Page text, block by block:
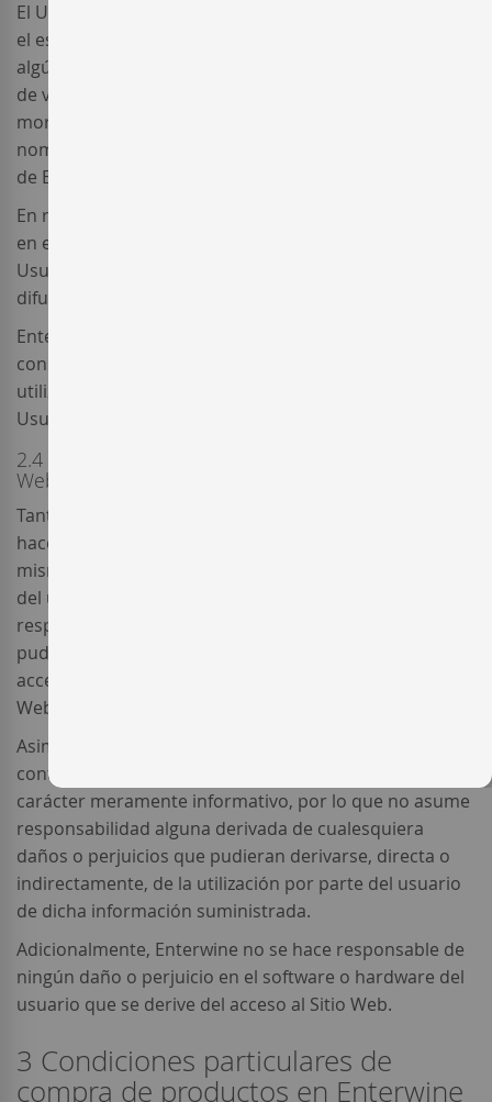
El Usuario se compromete y obliga a no cumplimentar
el espacio de texto destinado a participar en el foro de
algún modo que su contenido pueda ser constitutivo
de violación de cualesquiera normas o atentatorio a la
moral, las buenas costumbres o a la imagen y buen
nombre comercial de los diferentes vinos y bodegas o
de Enterwine.
En relación con la información y opiniones publicadas
en este servicio de las que sea autor o responsable, el
Usuario presta su consentimiento expreso para su
difusión en el Sitio Web.
Enterwine no se hace responsable de las posibles
consecuencias que pudieran producirse por la
utilización indebida o de la negligencia por parte de los
Usuarios que aporten sus opiniones.
2.4 Uso de la información contenida en el Sitio
Web
Tanto el acceso al Sitio Web como el uso que pueda
hacerse de cualquier información contenida en el
mismo, se realizan bajo la responsabilidad exclusiva
del usuario. En consecuencia, Enterwine no se
responsabiliza de cualesquiera daños o perjuicios que
pudieran derivarse, directa o indirectamente, del
acceso o uso de la información contenida en el Sitio
Web.
Asimismo, Enterwine manifiesta que la información y
contenidos gratuitos contenidos en el Sitio Web tienen
carácter meramente informativo, por lo que no asume
responsabilidad alguna derivada de cualesquiera
daños o perjuicios que pudieran derivarse, directa o
indirectamente, de la utilización por parte del usuario
de dicha información suministrada.
Adicionalmente, Enterwine no se hace responsable de
ningún daño o perjuicio en el software o hardware del
usuario que se derive del acceso al Sitio Web.
3 Condiciones particulares de
compra de productos en Enterwine